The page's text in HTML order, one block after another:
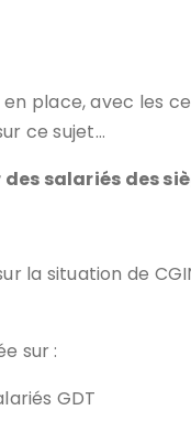
place, avec les
ce sujet…
salariés des
la situation de
sur :
GDT